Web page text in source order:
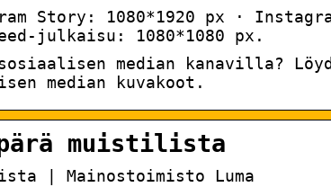
Story: 1080*1920 px ·
julkaisu: 1080*1080 px.
median kanavilla?
median kuvakoot.
muistilista
| Mainostoimisto Luma